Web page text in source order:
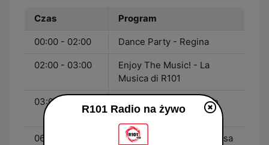
Czas Program
00:00 - 02:00 Dance Party - Regina
02:00 - 03:00
Enjoy The Music! - La
Musica di R101
03:00 - 06:00
Procediamo - Fernando
Proce
06:00 - 09:00
Alvin e Katia - Katia Follesa
R101 Radio na żywo